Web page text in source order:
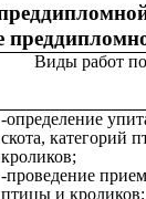
Виды работ
-определение
скота, категорий
кроликов;
-проведение
птицы и кроликов;